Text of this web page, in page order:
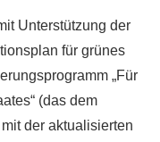
Unterstützung der
für grünes
„Für
(das dem
der aktualisierten